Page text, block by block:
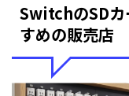
SwitchのSDカ
すめの販売店